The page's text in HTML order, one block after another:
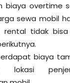
biaya overtime
sewa mobil
rental tidak bisa
biaya
lokasi